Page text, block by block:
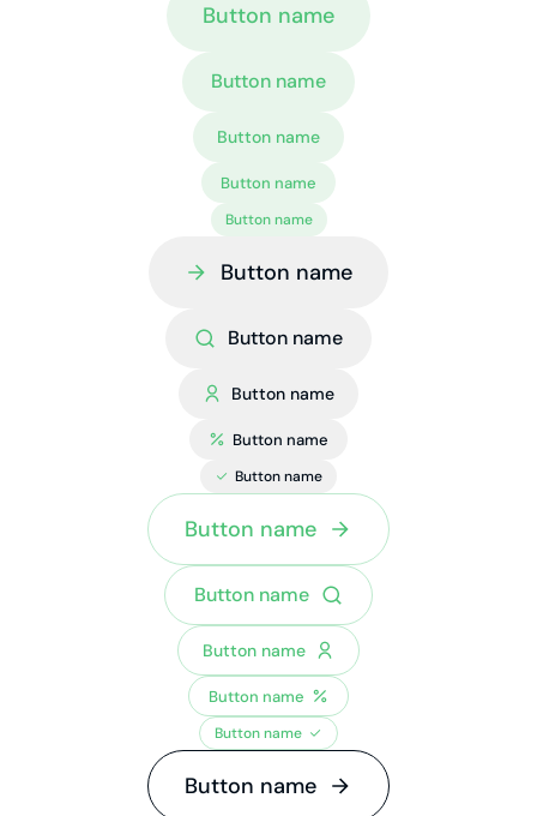
Button name
Button name
Button name
Button name
Button name
Button name
Button name
Button name
Button name
Button name
Button name
Button name
Button name
Button name
Button name
Button name